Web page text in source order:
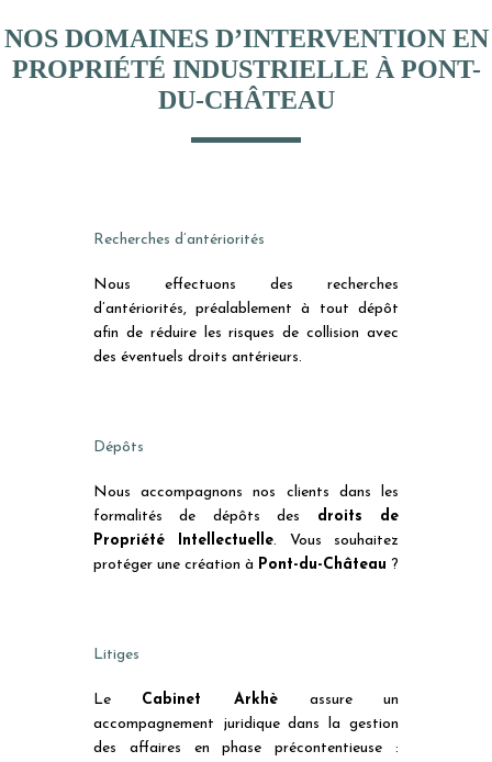
NOS DOMAINES D’INTERVENTION EN
PROPRIÉTÉ INDUSTRIELLE À PONT-
DU-CHÂTEAU
Recherches d’antériorités
Nous effectuons des recherches
d’antériorités, préalablement à tout dépôt
afin de réduire les risques de collision avec
des éventuels droits antérieurs.
Dépôts
Nous accompagnons nos clients dans les
formalités de dépôts des droits de
Propriété Intellectuelle. Vous souhaitez
protéger une création à Pont-du-Château ?
Litiges
Le Cabinet Arkhè assure un
accompagnement juridique dans la gestion
des affaires en phase précontentieuse :